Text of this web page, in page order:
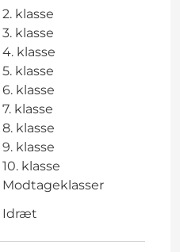
2. klasse
3. klasse
4. klasse
5. klasse
6. klasse
7. klasse
8. klasse
9. klasse
10. klasse
Modtageklasser
Idræt